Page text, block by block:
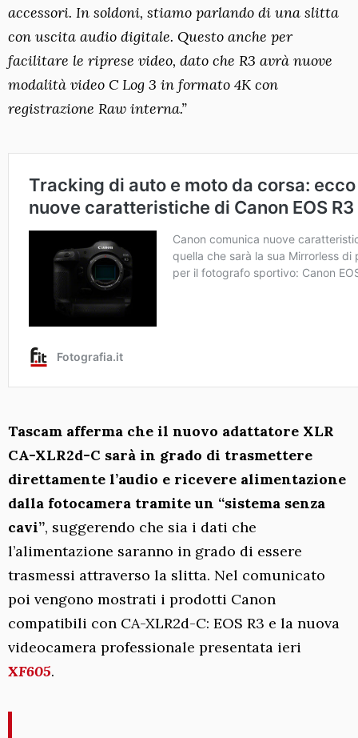
accessori. In soldoni, stiamo parlando di una slitta
con uscita audio digitale. Questo anche per
facilitare le riprese video, dato che R3 avrà nuove
modalità video C Log 3 in formato 4K con
registrazione Raw interna.”
Tascam afferma che il nuovo adattatore XLR
CA-XLR2d-C sarà in grado di trasmettere
direttamente l’audio e ricevere alimentazione
dalla fotocamera tramite un “sistema senza
cavi”, suggerendo che sia i dati che
l’alimentazione saranno in grado di essere
trasmessi attraverso la slitta. Nel comunicato
poi vengono mostrati i prodotti Canon
compatibili con CA-XLR2d-C: EOS R3 e la nuova
videocamera professionale presentata ieri
XF605.